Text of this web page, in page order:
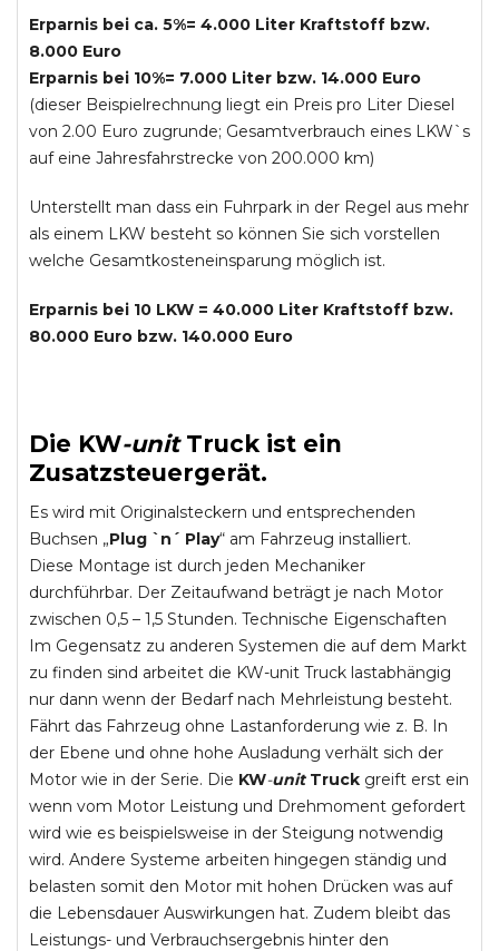
Erparnis bei ca. 5%= 4.000 Liter Kraftstoff bzw.
8.000 Euro
Erparnis bei 10%= 7.000 Liter bzw. 14.000 Euro
(dieser Beispielrechnung liegt ein Preis pro Liter Diesel
von 2.00 Euro zugrunde; Gesamtverbrauch eines LKW`s
auf eine Jahresfahrstrecke von 200.000 km)
Unterstellt man dass ein Fuhrpark in der Regel aus mehr
als einem LKW besteht so können Sie sich vorstellen
welche Gesamtkosteneinsparung möglich ist.
Erparnis bei 10 LKW = 40.000 Liter Kraftstoff bzw.
80.000 Euro bzw. 140.000 Euro
Die KW-unit Truckist ein
Zusatzsteuergerät.
Es wird mit Originalsteckern und entsprechenden
Buchsen „Plug `n´ Play“ am Fahrzeug installiert.
Diese Montage ist durch jeden Mechaniker
durchführbar. Der Zeitaufwand beträgt je nach Motor
zwischen 0,5 – 1,5 Stunden. Technische Eigenschaften
Im Gegensatz zu anderen Systemen die auf dem Markt
zu finden sind arbeitet die KW-unit Truck lastabhängig
nur dann wenn der Bedarf nach Mehrleistung besteht.
Fährt das Fahrzeug ohne Lastanforderung wie z. B. In
der Ebene und ohne hohe Ausladung verhält sich der
Motor wie in der Serie. Die KW-unit Truck greift erst ein
wenn vom Motor Leistung und Drehmoment gefordert
wird wie es beispielsweise in der Steigung notwendig
wird. Andere Systeme arbeiten hingegen ständig und
belasten somit den Motor mit hohen Drücken was auf
die Lebensdauer Auswirkungen hat. Zudem bleibt das
Leistungs- und Verbrauchsergebnis hinter den